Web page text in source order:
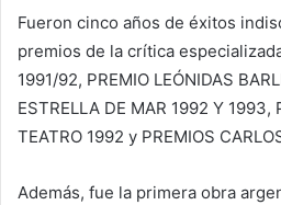
Fueron cinco años de éxitos
premios de la crítica
1991/92, PREMIO LEÓNIDAS
ESTRELLA DE MAR 1992 Y 1993,
TEATRO 1992 y PREMIOS
Además, fue la primera obra